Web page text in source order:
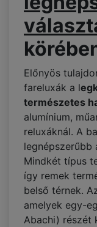
Előnyös
fareluxák a l
természetes
alumínium,
reluxáknál. A
legnépszerűbb
Mindkét típus
így remek
belső térnek.
amelyek egy-
Abachi) részét